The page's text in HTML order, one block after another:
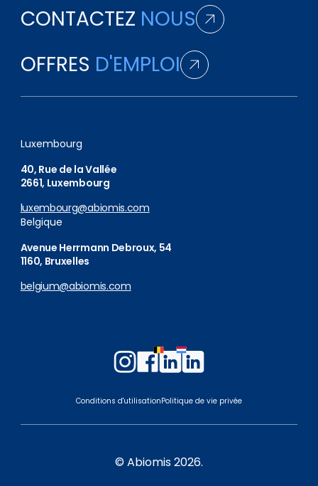
CONTACTEZ NOUS
OFFRES D'EMPLOI
Luxembourg
40, Rue de la Vallée
2661, Luxembourg
luxembourg@abiomis.com
Belgique
Avenue Herrmann Debroux, 54
1160, Bruxelles
belgium@abiomis.com
Follow
us
on
Follow
us
on
Follow
us
on
Belgium
Follow
us
Luxembourg
Conditions d'utilisationPolitique de vie privée
© Abiomis 2026.